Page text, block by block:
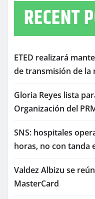
RECENT
ETED realizará
de transmisión de la
Gloria Reyes lista
Organización del
SNS: hospitales
horas, no con tanda
Valdez Albizu se
MasterCard